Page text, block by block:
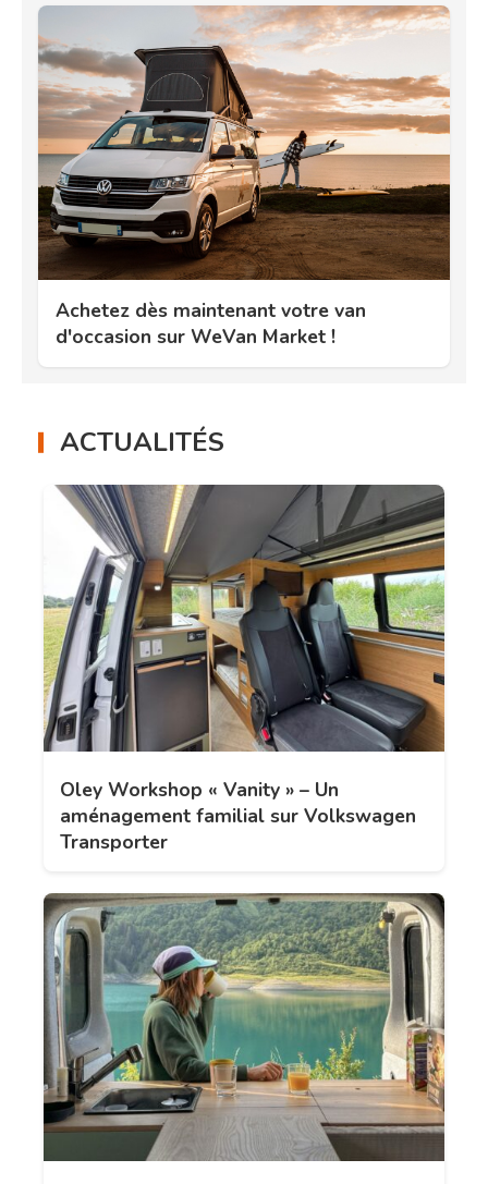
Achetez dès maintenant votre van
d'occasion sur WeVan Market !
ACTUALITÉS
Oley Workshop « Vanity » – Un
aménagement familial sur Volkswagen
Transporter